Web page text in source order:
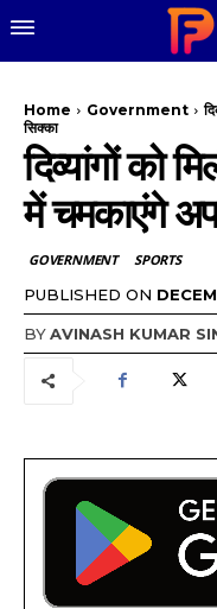
Home Government
सिक्का
दिव्यांगों को
में चमकाएंगे
GOVERNMENT SPORTS
PUBLISHED ON
BYAVINASH KUMAR